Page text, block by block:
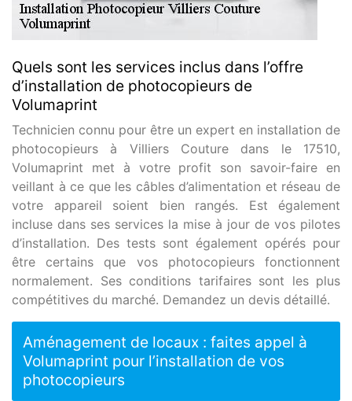
Quels sont les services inclus dans l’offre
d’installation de photocopieurs de
Volumaprint
Technicien connu pour être un expert en installation de
photocopieurs à Villiers Couture dans le 17510,
Volumaprint met à votre profit son savoir-faire en
veillant à ce que les câbles d’alimentation et réseau de
votre appareil soient bien rangés. Est également
incluse dans ses services la mise à jour de vos pilotes
d’installation. Des tests sont également opérés pour
être certains que vos photocopieurs fonctionnent
normalement. Ses conditions tarifaires sont les plus
compétitives du marché. Demandez un devis détaillé.
Aménagement de locaux : faites appel à
Volumaprint pour l’installation de vos
photocopieurs